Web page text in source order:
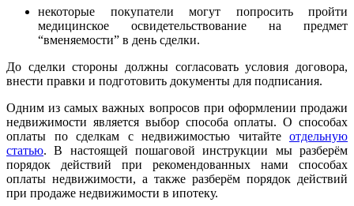
некоторые покупатели могут попросить пройти
медицинское освидетельствование на предмет
“вменяемости” в день сделки.
До сделки стороны должны согласовать условия договора,
внести правки и подготовить документы для подписания.
Одним из самых важных вопросов при оформлении продажи
недвижимости является выбор способа оплаты. О способах
оплаты по сделкам с недвижимостью читайте отдельную
статью. В настоящей пошаговой инструкции мы разберём
порядок действий при рекомендованных нами способах
оплаты недвижимости, а также разберём порядок действий
при продаже недвижимости в ипотеку.